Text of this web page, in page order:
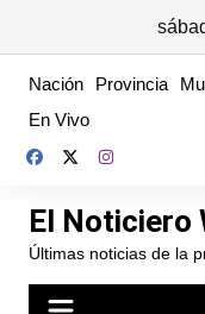
content
Nación Provincia
En Vivo
El Noticiero
Últimas noticias de la